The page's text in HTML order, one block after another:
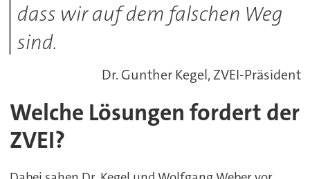
dass wir auf dem falschen Weg
sind.
Dr. Gunther Kegel, ZVEI-Präsident
Welche Lösungen fordert der
ZVEI?